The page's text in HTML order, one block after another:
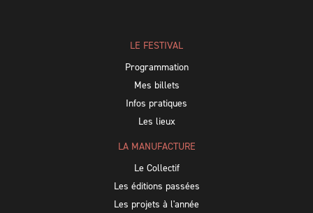
LE FESTIVAL
Programmation
Mes billets
Infos pratiques
Les lieux
LA MANUFACTURE
Le Collectif
Les éditions passées
Les projets à l'année